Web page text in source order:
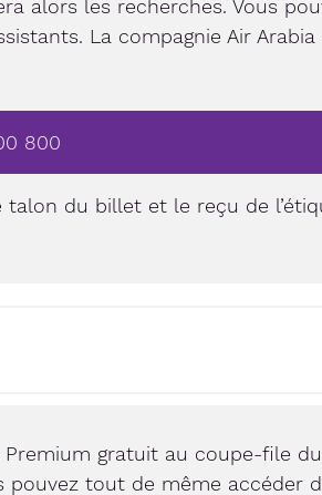
alors les recherches. Vous
La compagnie Air
800
du billet et le reçu de
gratuit au coupe-file
pouvez tout de même accéder